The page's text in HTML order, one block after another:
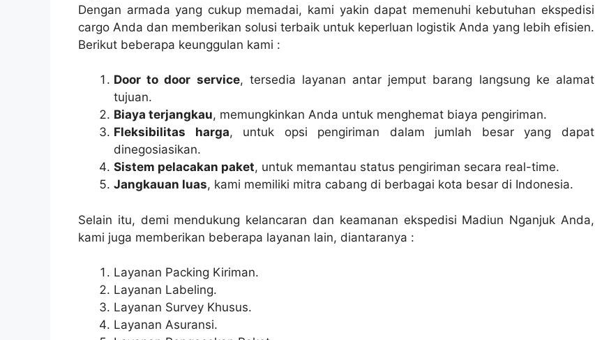
Dengan armada yang cukup memadai, kami yakin dapat memenuhi kebutuhan ekspedisi
cargo Anda dan memberikan solusi terbaik untuk keperluan logistik Anda yang lebih efisien.
Berikut beberapa keunggulan kami :
Door to door service, tersedia layanan antar jemput barang langsung ke alamat
tujuan.
Biaya terjangkau, memungkinkan Anda untuk menghemat biaya pengiriman.
Fleksibilitas harga, untuk opsi pengiriman dalam jumlah besar yang dapat
dinegosiasikan.
Sistem pelacakan paket, untuk memantau status pengiriman secara real-time.
Jangkauan luas, kami memiliki mitra cabang di berbagai kota besar di Indonesia.
Selain itu, demi mendukung kelancaran dan keamanan ekspedisi Madiun Nganjuk Anda,
kami juga memberikan beberapa layanan lain, diantaranya :
Layanan Packing Kiriman.
Layanan Labeling.
Layanan Survey Khusus.
Layanan Asuransi.